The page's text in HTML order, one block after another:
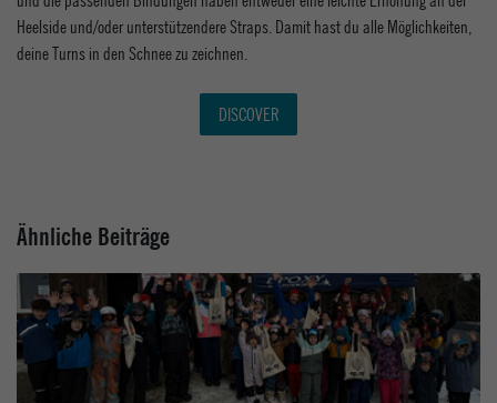
Heelside und/oder unterstützendere Straps. Damit hast du alle Möglichkeiten,
deine Turns in den Schnee zu zeichnen.
DISCOVER
Ähnliche Beiträge